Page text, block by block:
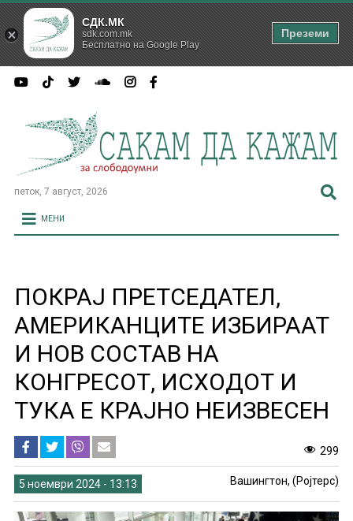
петок, 7 август, 2026
МЕНИ
ПОКРАЈ ПРЕТСЕДАТЕЛ,
АМЕРИКАНЦИТЕ ИЗБИРААТ
И НОВ СОСТАВ НА
КОНГРЕСОТ, ИСХОДОТ И
ТУКА Е КРАЈНО НЕИЗВЕСЕН
299
5 ноември 2024 - 13:13 Вашингтон, (Ројтерс)
СДК.МК
sdk.com.mk
Бесплатно на Google Play
Преземи